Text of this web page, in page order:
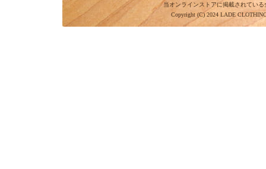
当オンラインストアに掲載されてい
Copyright (C) 2024 LADE